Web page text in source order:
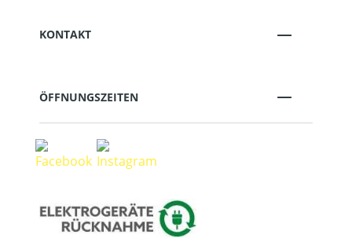
KONTAKT
ÖFFNUNGSZEITEN